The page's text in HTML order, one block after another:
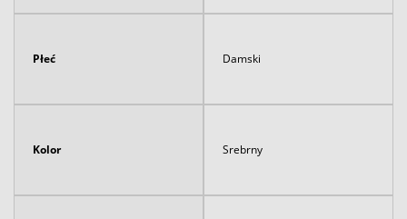
Płeć Damski
Kolor Srebrny